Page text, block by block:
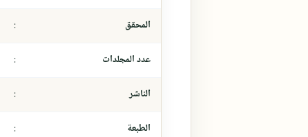
المحقق :
عدد المجلدات :
الناشر :
الطبعة :